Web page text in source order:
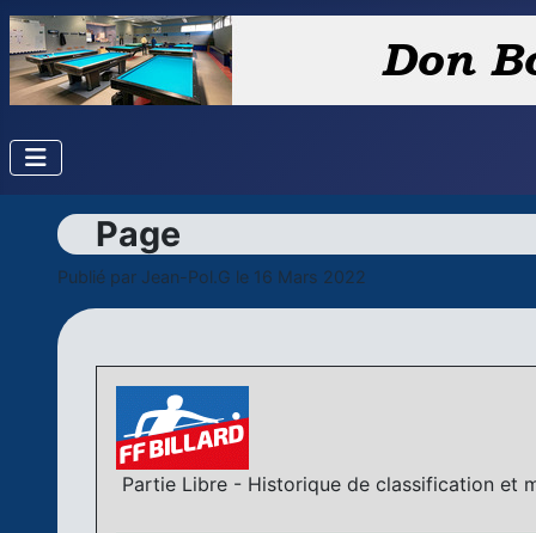
Page
Publié par Jean-Pol.G le 16 Mars 2022
Partie Libre - Historique de classification et